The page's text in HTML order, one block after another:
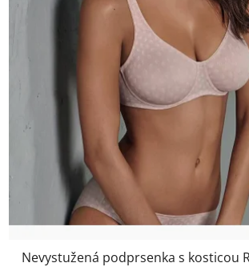
Nevystužená podprsenka s kosticou